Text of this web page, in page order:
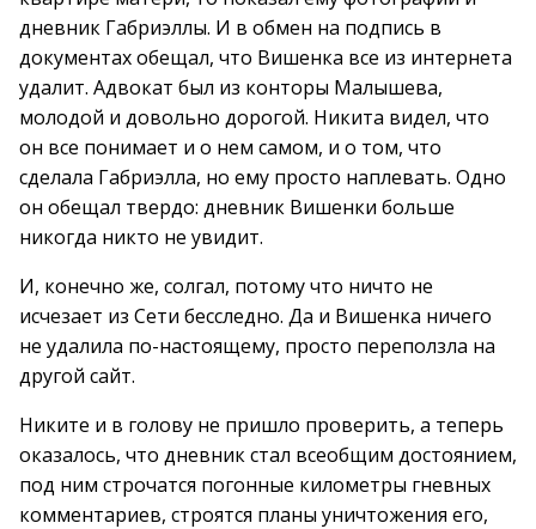
дневник Габриэллы. И в обмен на подпись в
документах обещал, что Вишенка все из интернета
удалит. Адвокат был из конторы Малышева,
молодой и довольно дорогой. Никита видел, что
он все понимает и о нем самом, и о том, что
сделала Габриэлла, но ему просто наплевать. Одно
он обещал твердо: дневник Вишенки больше
никогда никто не увидит.
И, конечно же, солгал, потому что ничто не
исчезает из Сети бесследно. Да и Вишенка ничего
не удалила по-настоящему, просто переползла на
другой сайт.
Никите и в голову не пришло проверить, а теперь
оказалось, что дневник стал всеобщим достоянием,
под ним строчатся погонные километры гневных
комментариев, строятся планы уничтожения его,